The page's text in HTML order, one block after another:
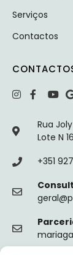
Serviços
Contactos
Rua
Lote N
+351